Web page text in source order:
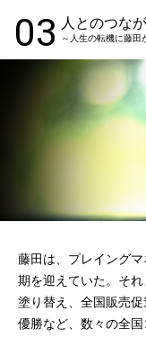
03 人とのつな
～人生の転機に藤田
藤田は、プレイング
期を迎えていた。そ
塗り替え、全国販売
優勝など、数々の全